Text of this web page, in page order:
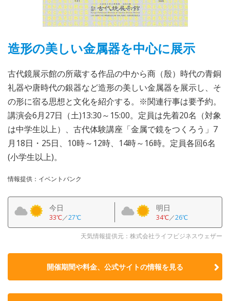
造形の美しい金属器を中心に展示
古代鏡展示館の所蔵する作品の中から商（殷）時代の青銅
礼器や唐時代の銀器など造形の美しい金属器を展示し、そ
の形に宿る思想と文化を紹介する。※関連行事は要予約。
講演会6月27日（土)13:30～15:00。定員は先着20名（対象
は中学生以上）、古代体験講座「金属で鏡をつくろう」7
月18日・25日、10時～12時、14時～16時。定員各回6名
(小学生以上)。
情報提供：イベントバンク
今日
33℃／27℃
明日
34℃／26℃
天気情報提供元：株式会社ライフビジネスウェザー
開催期間や料金、公式サイトの情報を見る